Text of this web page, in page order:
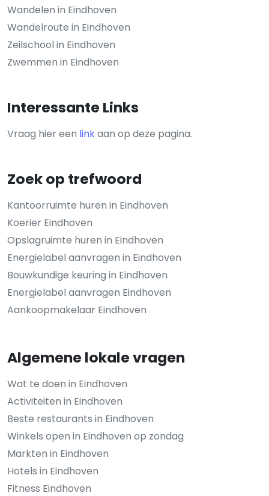
Wandelen in Eindhoven
Wandelroute in Eindhoven
Zeilschool in Eindhoven
Zwemmen in Eindhoven
Interessante Links
Vraag hier een linkaan op deze pagina.
Zoek op trefwoord
Kantoorruimte huren in Eindhoven
Koerier Eindhoven
Opslagruimte huren in Eindhoven
Energielabel aanvragen in Eindhoven
Bouwkundige keuring in Eindhoven
Energielabel aanvragen Eindhoven
Aankoopmakelaar Eindhoven
Algemene lokale vragen
Wat te doen in Eindhoven
Activiteiten in Eindhoven
Beste restaurants in Eindhoven
Winkels open in Eindhoven op zondag
Markten in Eindhoven
Hotels in Eindhoven
Fitness Eindhoven